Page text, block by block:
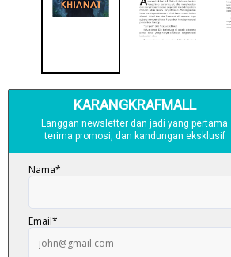
Free Delivery
For order above RM150
Malaysia only)